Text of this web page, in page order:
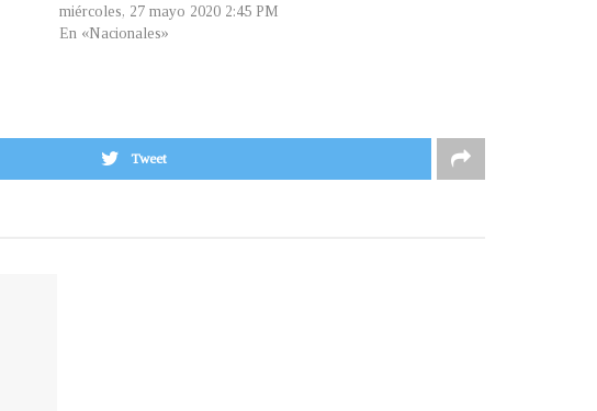
miércoles, 27 mayo 2020 2:45 PM
En «Nacionales»
Tweet